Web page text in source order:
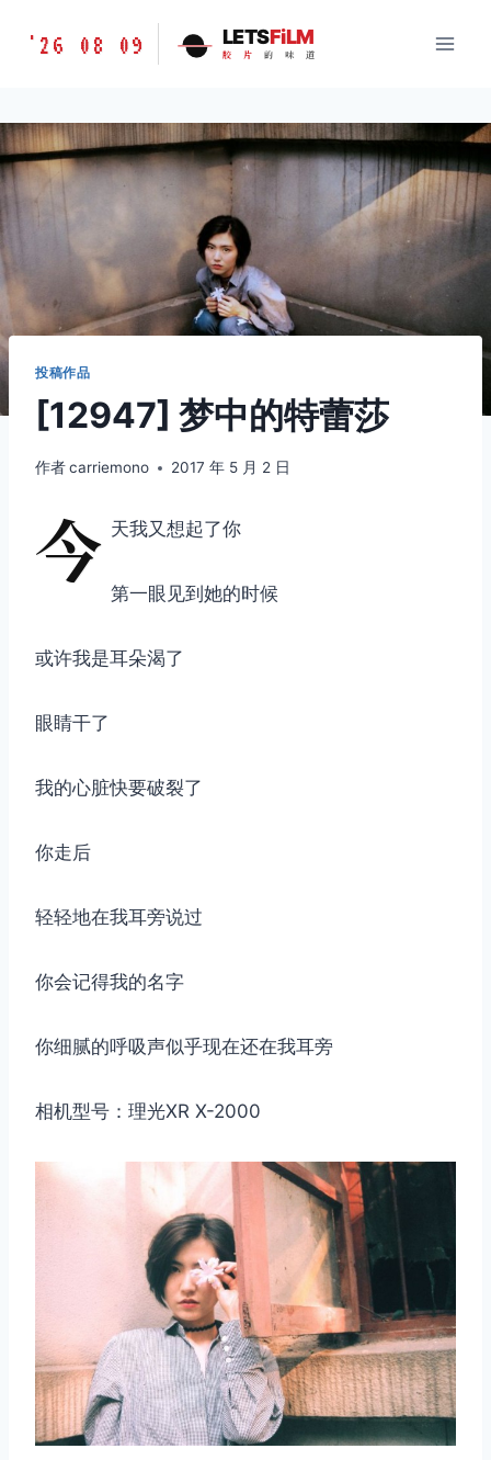
胶
味
道
LETSFILM
'26 08 09 LETSFiLM
胶 片 的 味 道
投稿作品
[12947] 梦中的特蕾莎
作者carriemono 2017 年 5 月 2 日
今 天我又想起了你
第一眼见到她的时候
或许我是耳朵渴了
眼睛干了
我的心脏快要破裂了
你走后
轻轻地在我耳旁说过
你会记得我的名字
你细腻的呼吸声似乎现在还在我耳旁
相机型号：理光XR X-2000